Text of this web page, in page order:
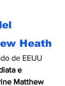
Heath
de EEUU
e
Matthew